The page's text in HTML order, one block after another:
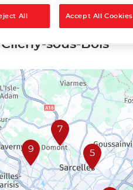
sous-Bois
9
7
5
All Accept All Cookies